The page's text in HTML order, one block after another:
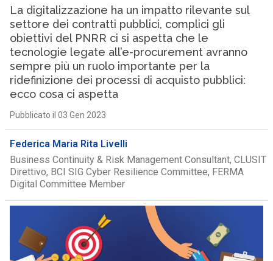
La digitalizzazione ha un impatto rilevante sul
settore dei contratti pubblici, complici gli
obiettivi del PNRR ci si aspetta che le
tecnologie legate all’e-procurement avranno
sempre più un ruolo importante per la
ridefinizione dei processi di acquisto pubblici:
ecco cosa ci aspetta
Pubblicato il 03 Gen 2023
Federica Maria Rita Livelli
Business Continuity & Risk Management Consultant, CLUSIT
Direttivo, BCI SIG Cyber Resilience Committee, FERMA
Digital Committee Member